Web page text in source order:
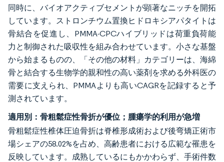
同時に、バイオアクティブセメントが顕著なニッチを開拓
しています。ストロンチウム置換ヒドロキシアパタイトは
骨結合を促進し、PMMA-CPCハイブリッドは荷重負荷能
力と制御された吸収性を組み合わせています。小さな基盤
から始まるものの、「その他の材料」カテゴリーは、海綿
骨と結合する生物学的親和性の高い薬剤を求める外科医の
需要に支えられ、PMMAよりも高いCAGRを記録すると予
測されています。
適用別：骨粗鬆症性骨折が優位；腫瘍学的利用が急増
骨粗鬆症性椎体圧迫骨折は脊椎形成術および後弯矯正術市
場シェアの58.02%を占め、高齢患者における広範な罹患を
反映しています。成熟しているにもかかわらず、手術件数